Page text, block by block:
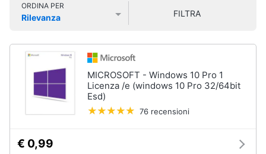
home
Audio
e
musica
ORDINA PER
Rilevanza
FILTRA
MICROSOFT - Windows 10 Pro 1
Licenza /e (windows 10 Pro 32/64bit
Esd)
76 recensioni
€ 0,99